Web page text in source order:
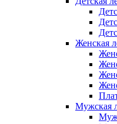
Женская
Мужская